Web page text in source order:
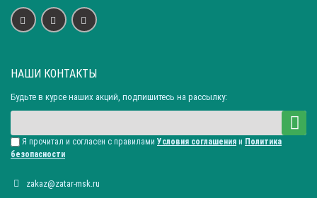
Длина клинка: 150 ± 3 мм
Длина рукояти: 120 ± 5 мм
Материал лезвия: Нержавеющая сталь 65х13
Материал рукоятки: Дерево орех(теплая)
Наибольшая ширина клинка: 34 ± 2 мм
Наибольшая ширина клинка: 35 ± 2 мм
Наибольшая ширина клинка: 37 ± 2 мм
НАШИ КОНТАКТЫ
Будьте в курсе наших акций, подпишитесь на рассылку:
Я прочитал и согласен с правилами Условия соглашения и Политика
безопасности
zakaz@zatar-msk.ru